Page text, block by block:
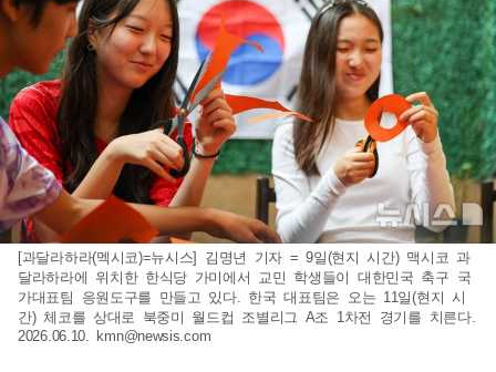
[과달라하라(멕시코)=뉴시스] 김명년 기자 = 9일(현지 시간) 맥시코 과
달라하라에 위치한 한식당 가미에서 교민 학생들이 대한민국 축구 국
가대표팀 응원도구를 만들고 있다. 한국 대표팀은 오는 11일(현지 시
간) 체코를 상대로 북중미 월드컵 조별리그 A조 1차전 경기를 치른다.
2026.06.10. kmn@newsis.com